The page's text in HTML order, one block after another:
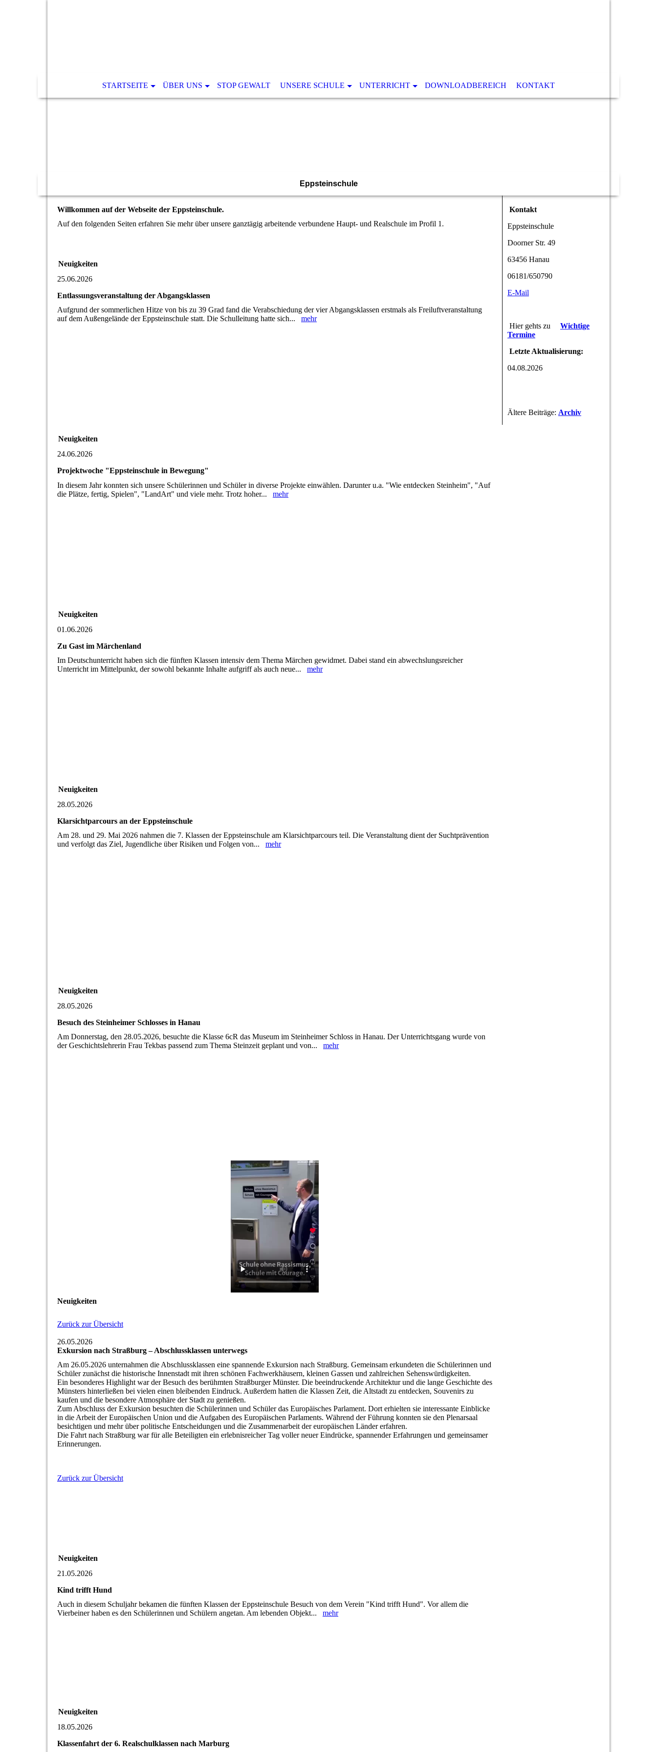
STARTSEITE ÜBER UNS STOP GEWALT UNSERE SCHULE UNTERRICHT DOWNLOADBEREICH KONTAKT
Eppsteinschule
Willkommen auf der Webseite der Eppsteinschule.
Auf den folgenden Seiten erfahren Sie mehr über unsere ganztägig arbeitende verbundene Haupt- und Realschule im Profil 1.
Neuigkeiten
25.06.2026
Entlassungsveranstaltung der Abgangsklassen
Aufgrund der sommerlichen Hitze von bis zu 39 Grad fand die Verabschiedung der vier Abgangsklassen erstmals als Freiluftveranstaltung
auf dem Außengelände der Eppsteinschule statt. Die Schulleitung hatte sich... mehr
Neuigkeiten
24.06.2026
Projektwoche "Eppsteinschule in Bewegung"
In diesem Jahr konnten sich unsere Schülerinnen und Schüler in diverse Projekte einwählen. Darunter u.a. "Wie entdecken Steinheim", "Auf
die Plätze, fertig, Spielen", "LandArt" und viele mehr. Trotz hoher... mehr
Neuigkeiten
01.06.2026
Zu Gast im Märchenland
Im Deutschunterricht haben sich die fünften Klassen intensiv dem Thema Märchen gewidmet. Dabei stand ein abwechslungsreicher
Unterricht im Mittelpunkt, der sowohl bekannte Inhalte aufgriff als auch neue... mehr
Neuigkeiten
28.05.2026
Klarsichtparcours an der Eppsteinschule
Am 28. und 29. Mai 2026 nahmen die 7. Klassen der Eppsteinschule am Klarsichtparcours teil. Die Veranstaltung dient der Suchtprävention
und verfolgt das Ziel, Jugendliche über Risiken und Folgen von... mehr
Neuigkeiten
28.05.2026
Besuch des Steinheimer Schlosses in Hanau
Am Donnerstag, den 28.05.2026, besuchte die Klasse 6cR das Museum im Steinheimer Schloss in Hanau. Der Unterrichtsgang wurde von
der Geschichtslehrerin Frau Tekbas passend zum Thema Steinzeit geplant und von... mehr
Neuigkeiten
Zurück zur Übersicht
26.05.2026
Exkursion nach Straßburg – Abschlussklassen unterwegs
Am 26.05.2026 unternahmen die Abschlussklassen eine spannende Exkursion nach Straßburg. Gemeinsam erkundeten die Schülerinnen und
Schüler zunächst die historische Innenstadt mit ihren schönen Fachwerkhäusern, kleinen Gassen und zahlreichen Sehenswürdigkeiten.
Ein besonderes Highlight war der Besuch des berühmten Straßburger Münster. Die beeindruckende Architektur und die lange Geschichte des
Münsters hinterließen bei vielen einen bleibenden Eindruck. Außerdem hatten die Klassen Zeit, die Altstadt zu entdecken, Souvenirs zu
kaufen und die besondere Atmosphäre der Stadt zu genießen.
Zum Abschluss der Exkursion besuchten die Schülerinnen und Schüler das Europäisches Parlament. Dort erhielten sie interessante Einblicke
in die Arbeit der Europäischen Union und die Aufgaben des Europäischen Parlaments. Während der Führung konnten sie den Plenarsaal
besichtigen und mehr über politische Entscheidungen und die Zusammenarbeit der europäischen Länder erfahren.
Die Fahrt nach Straßburg war für alle Beteiligten ein erlebnisreicher Tag voller neuer Eindrücke, spannender Erfahrungen und gemeinsamer
Erinnerungen.
Zurück zur Übersicht
Neuigkeiten
21.05.2026
Kind trifft Hund
Auch in diesem Schuljahr bekamen die fünften Klassen der Eppsteinschule Besuch von dem Verein "Kind trifft Hund". Vor allem die
Vierbeiner haben es den Schülerinnen und Schülern angetan. Am lebenden Objekt... mehr
Neuigkeiten
18.05.2026
Klassenfahrt der 6. Realschulklassen nach Marburg
Kontakt
Eppsteinschule
Doorner Str. 49
63456 Hanau
06181/650790
E-Mail
Hier gehts zu Wichtige
Termine
Letzte Aktualisierung:
04.08.2026
Ältere Beiträge: Archiv